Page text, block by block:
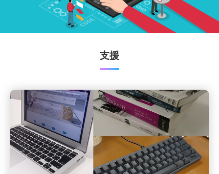
支援